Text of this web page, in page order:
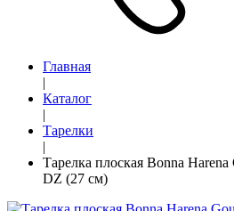
Главная
|
Каталог
|
Тарелки
|
Тарелка плоская Bonna
DZ (27 см)